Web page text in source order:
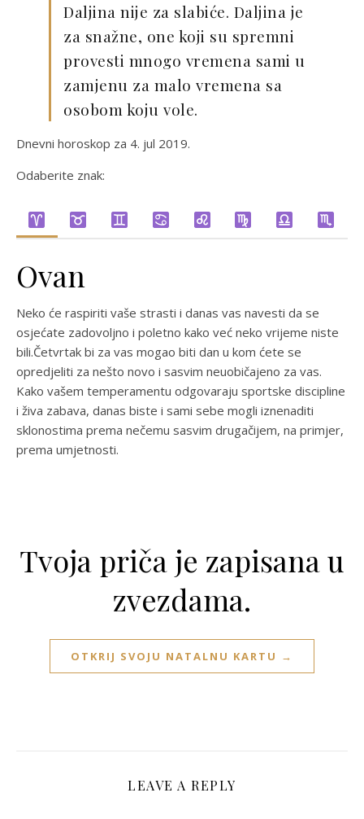
Daljina nije za slabiće. Daljina je
za snažne, one koji su spremni
provesti mnogo vremena sami u
zamjenu za malo vremena sa
osobom koju vole.
Dnevni horoskop za 4. jul 2019.
Odaberite znak:
Ovan
Neko će raspiriti vaše strasti i danas vas navesti da se
osjećate zadovoljno i poletno kako već neko vrijeme niste
bili.Četvrtak bi za vas mogao biti dan u kom ćete se
opredjeliti za nešto novo i sasvim neuobičajeno za vas.
Kako vašem temperamentu odgovaraju sportske discipline
i živa zabava, danas biste i sami sebe mogli iznenaditi
sklonostima prema nečemu sasvim drugačijem, na primjer,
prema umjetnosti.
Tvoja priča je zapisana u
zvezdama.
OTKRIJ SVOJU NATALNU KARTU →
LEAVE A REPLY